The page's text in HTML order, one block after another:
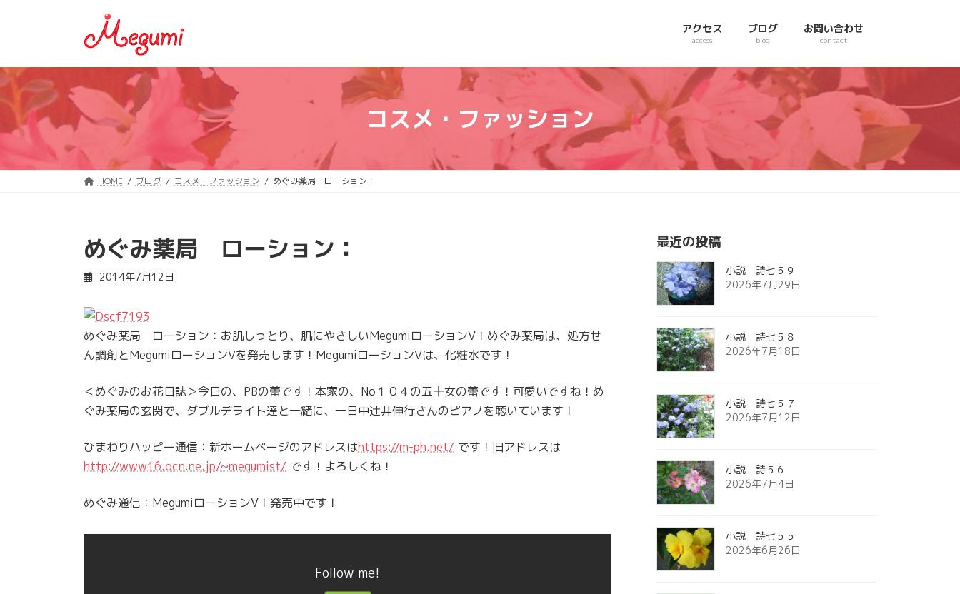
ツ
へ
ス
ッ
シ
ョ
ン
移
アクセス
access
ブログ
blog
お問い合わせ
contact
コスメ・ファッション
HOME ブログ コスメ・ファッション めぐみ薬局 ローション：
めぐみ薬局 ローション：
2014年7月12日
めぐみ薬局 ローション：お肌しっとり、肌にやさしいMegumiローションV！めぐみ薬局は、処方せ
ん調剤とMegumiローションVを発売します！MegumiローションVは、化粧水です！
＜めぐみのお花日誌＞今日の、PBの蕾です！本家の、No１０４の五十女の蕾です！可愛いですね！め
ぐみ薬局の玄関で、ダブルデライト達と一緒に、一日中辻井伸行さんのピアノを聴いています！
ひまわりハッピー通信：新ホームページのアドレスはhttps://m-ph.net/ です！旧アドレスは
http://www16.ocn.ne.jp/~megumist/ です！よろしくね！
めぐみ通信：MegumiローションV！発売中です！
Follow me!
最近の投稿
小説 詩七５９
2026年7月29日
小説 詩七５８
2026年7月18日
小説 詩七５７
2026年7月12日
小説 詩５６
2026年7月4日
小説 詩七５５
2026年6月26日